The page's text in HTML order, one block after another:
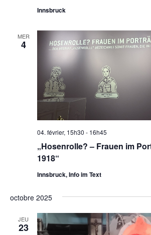
Innsbruck
MER
4
„Hosenrolle? – Frauen im
1918“
04. février, 15h30 - 16h45
Innsbruck, Info im Text
octobre 2025
JEU
23